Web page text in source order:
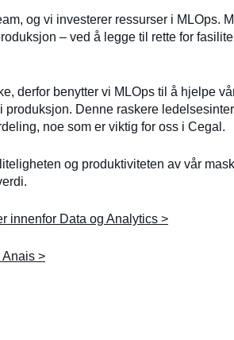
og vi investerer ressurser i MLOps.
– ved å legge til rette for
derfor benytter vi MLOps til å hjelpe
produksjon. Denne raskere
noe som er viktig for oss i Cegal.
og produktiviteten av vår
innenfor Data og Analytics >
Anais >